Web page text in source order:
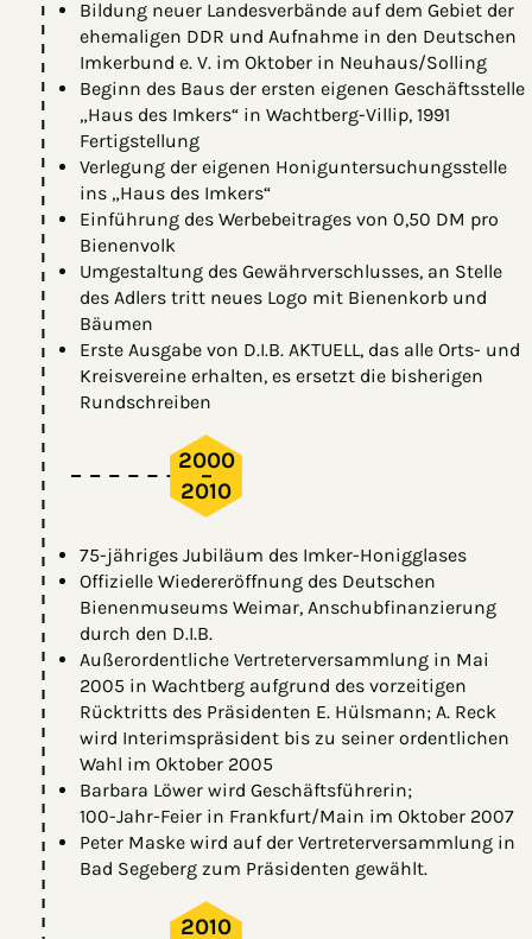
Bildung neuer Landesverbände auf dem Gebiet der
ehemaligen DDR und Aufnahme in den Deutschen
Imkerbund e. V. im Oktober in Neuhaus/Solling
Beginn des Baus der ersten eigenen Geschäftsstelle
„Haus des Imkers“ in Wachtberg-Villip, 1991
Fertigstellung
Verlegung der eigenen Honiguntersuchungsstelle
ins „Haus des Imkers“
Einführung des Werbebeitrages von 0,50 DM pro
Bienenvolk
Umgestaltung des Gewährverschlusses, an Stelle
des Adlers tritt neues Logo mit Bienenkorb und
Bäumen
Erste Ausgabe von D.I.B. AKTUELL, das alle Orts- und
Kreisvereine erhalten, es ersetzt die bisherigen
Rundschreiben
2000
–
2010
75-jähriges Jubiläum des Imker-Honigglases
Offizielle Wiedereröffnung des Deutschen
Bienenmuseums Weimar, Anschubfinanzierung
durch den D.I.B.
Außerordentliche Vertreterversammlung in Mai
2005 in Wachtberg aufgrund des vorzeitigen
Rücktritts des Präsidenten E. Hülsmann; A. Reck
wird Interimspräsident bis zu seiner ordentlichen
Wahl im Oktober 2005
Barbara Löwer wird Geschäftsführerin;
100-Jahr-Feier in Frankfurt/Main im Oktober 2007
Peter Maske wird auf der Vertreterversammlung in
Bad Segeberg zum Präsidenten gewählt.
2010